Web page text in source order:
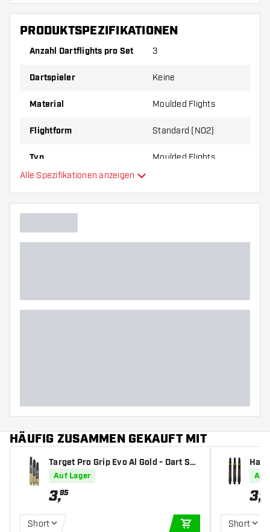
Sorgen Sie für genügend Ersatz Flights und
abnutzen oder brechen.
Material oder eine andere Dicke der Flights aus,
um herauszufinden, welche Variante am besten
PRODUKTSPEZIFIKATIONEN
Anzahl Dartflights pro Set 3
Dartspieler Keine
Material Moulded Flights
Flightform Standard (NO2)
Typ Moulded Flights
Hauptfarbe
Alle Spezifikationen anzeigen
HÄUFIG ZUSAMMEN GEKAUFT MIT
Target Pro Grip Evo Al Gold - Dart Sha
fts
Auf Lager
3,95
Short
tAuf
3,95
Short